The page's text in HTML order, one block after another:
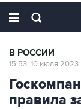
В РОССИИ
15:53, 10 июля 2023
правила